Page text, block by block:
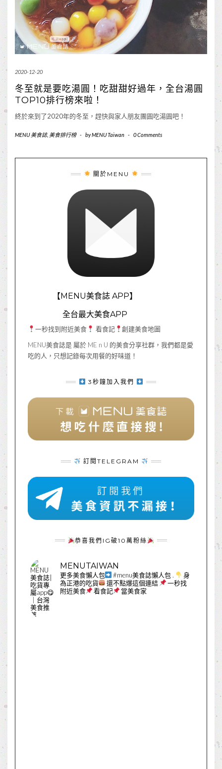
2020-12-20
冬至就是要吃湯圓！吃甜甜好過年，全台湯圓
TOP10排行榜來啦！
終於來到了2020年的冬至，趕快與家人朋友團圓吃湯圓吧！
MENU 美食誌, 美食排行榜 - byMENU Taiwan - 0 Comments
關於MENU
【MENU美食誌 APP】
全台最大美食APP
一秒找到附近美食 看食記
創建美食地圖
MENU美食誌是 屬於 ME n U 的美食分享社群，我們都是愛
吃的人，只想記錄每次用餐的好味道！
3秒鐘加入我們
訂閱TELEGRAM
恭喜我們IG破10萬粉絲
MENUTAIWAN
更多美食懶人包 #menu美食誌懶人包 .
身
為正港的吃貨
還不點爆這個連結
一秒找
附近美食
看食記 當美食家